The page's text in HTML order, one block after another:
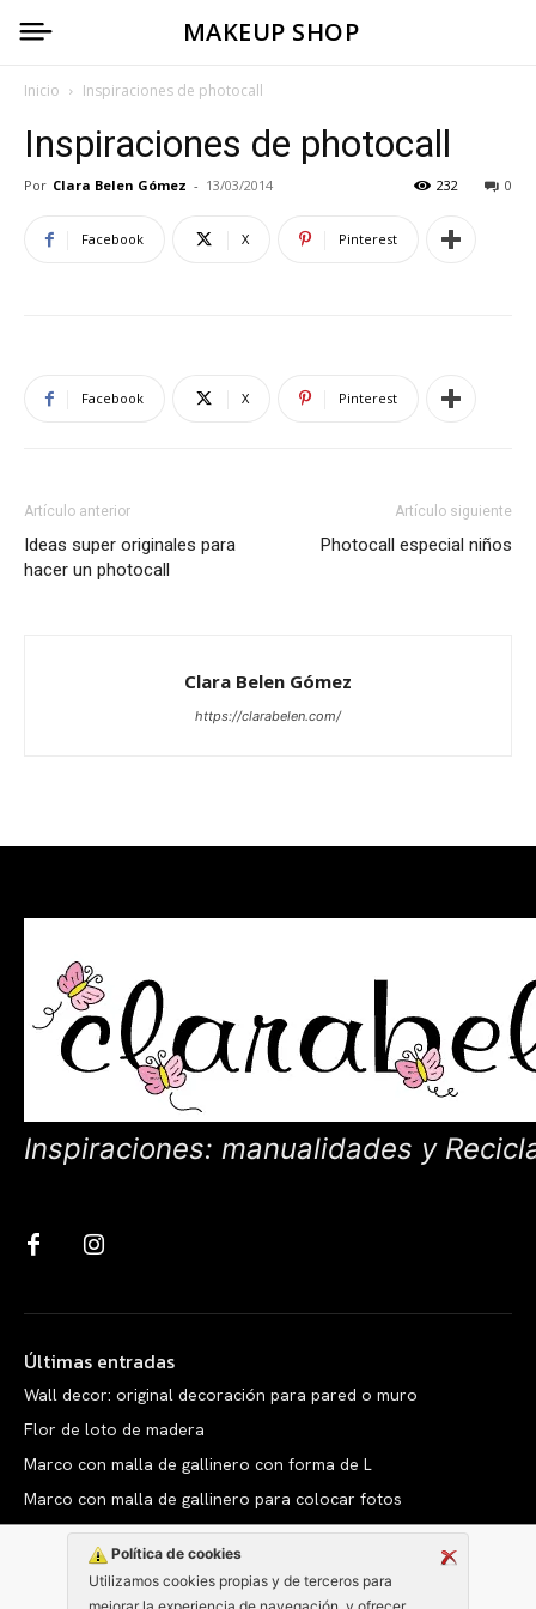
Política de cookies
Utilizamos cookies propias y de terceros para
MAKEUP SHOP
Inicio Inspiraciones de photocall
Inspiraciones de photocall
Por Clara Belen Gómez - 13/03/2014 0
232
Facebook X Pinterest
Facebook X Pinterest
Artículo anterior
Ideas super originales para
hacer un photocall
Artículo siguiente
Photocall especial niños
Clara Belen Gómez
https://clarabelen.com/
Inspiraciones: manualidades y
Últimas entradas
Wall decor: original decoración para pared o muro
Flor de loto de madera
Marco con malla de gallinero con forma de L
Marco con malla de gallinero para colocar fotos